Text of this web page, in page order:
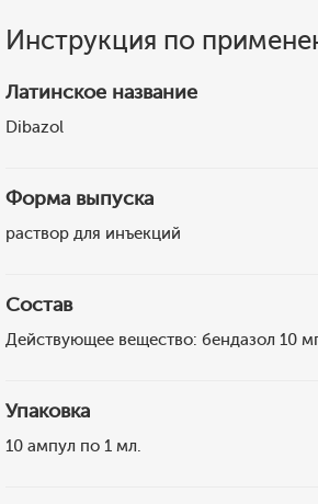
Инструкция по
Латинское название
Dibazol
Форма выпуска
раствор для инъекций
Состав
Действующее вещество: бендазол 10
Упаковка
10 ампул по 1 мл.